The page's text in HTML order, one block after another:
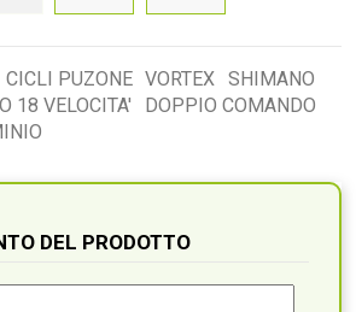
CICLI PUZONE VORTEX SHIMANO
18 VELOCITA'
DOPPIO COMANDO
DEL PRODOTTO